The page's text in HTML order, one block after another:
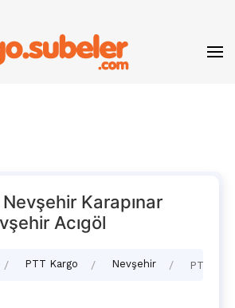
Karapınar
Acıgöl
PTT Kargo Nevşehir PTT